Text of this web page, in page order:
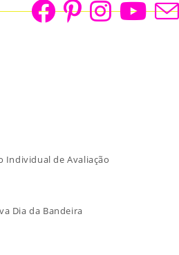
Individual de Avaliação
Dia da Bandeira